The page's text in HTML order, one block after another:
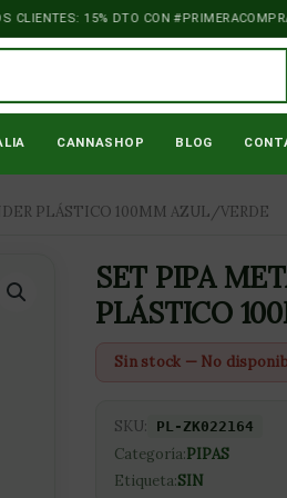
15% DTO CON #PRIMERACOMPRA
CANNASHOP BLOG
PLÁSTICO 100MM AZUL/VERDE
SET PIPA
PLÁSTICO
Sin stock — No
SKU: PL-ZK022164
Categoría:PIPAS
Etiqueta:SIN